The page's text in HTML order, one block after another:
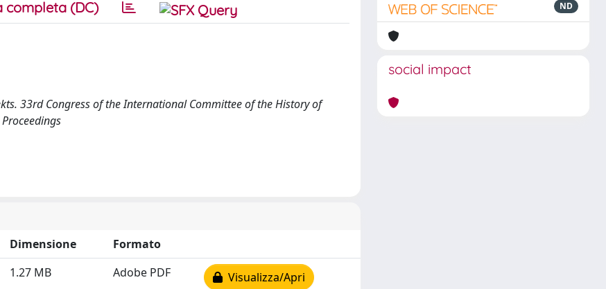
completa (DC)
33rd Congress of the International Committee of the History of
Dimensione
Formato
1.27 MB Adobe PDF Visualizza/Apri
ND
social impact